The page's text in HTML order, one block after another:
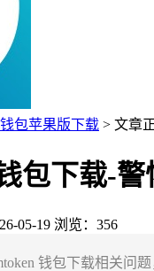
包苹果版下载 > 文章
包下载-
05-19 浏览：356
钱包下载相关问